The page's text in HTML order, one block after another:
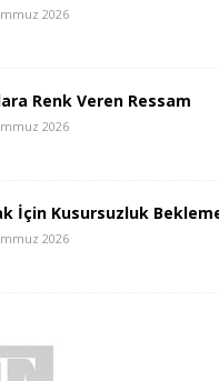
2026
Renk Veren Ressam
2026
İçin Kusursuzluk
2026